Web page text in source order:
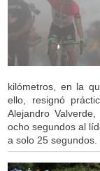
kilómetros, en la
ello, resignó
Alejandro
ocho segundos al
a solo 25 segundos.